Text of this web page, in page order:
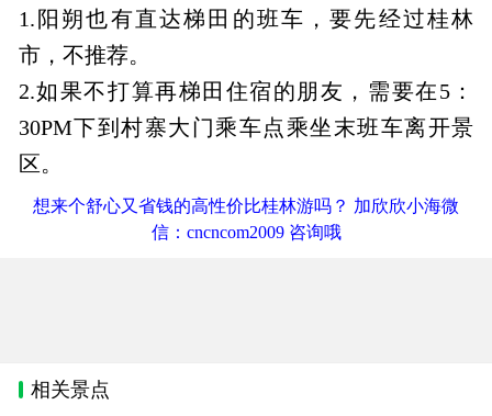
1.阳朔也有直达梯田的班车，要先经过桂林
市，不推荐。
2.如果不打算再梯田住宿的朋友，需要在5：
30PM下到村寨大门乘车点乘坐末班车离开景
区。
想来个舒心又省钱的高性价比桂林游吗？ 加欣欣小海微
信：cncncom2009 咨询哦
相关景点